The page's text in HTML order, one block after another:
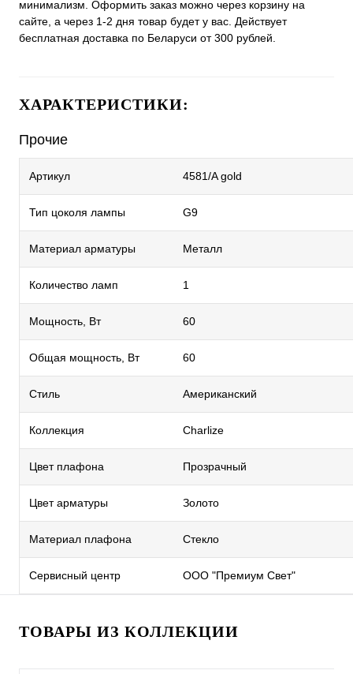
минимализм. Оформить заказ можно через корзину на
сайте, а через 1-2 дня товар будет у вас. Действует
бесплатная доставка по Беларуси от 300 рублей.
ХАРАКТЕРИСТИКИ:
Прочие
Артикул 4581/A gold
Тип цоколя лампы G9
Материал арматуры Металл
Количество ламп 1
Мощность, Вт 60
Общая мощность, Вт 60
Стиль Американский
Коллекция Сharlize
Цвет плафона Прозрачный
Цвет арматуры Золото
Материал плафона Стекло
Сервисный центр ООО "Премиум Свет"
ТОВАРЫ ИЗ КОЛЛЕКЦИИ